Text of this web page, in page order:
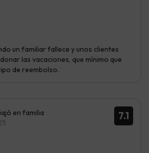
un familiar fallece y unos clientes
las vacaciones, que mínimo que
de reembolso.
7.1
en familia